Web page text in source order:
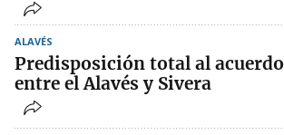
ALAVÉS
Predisposición total al acuerdo
entre el Alavés y Sivera